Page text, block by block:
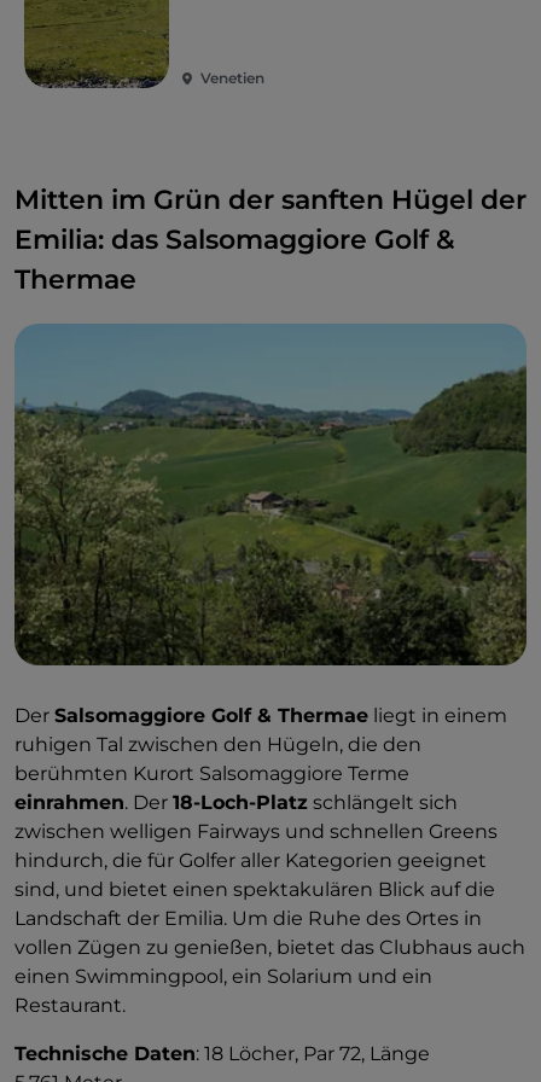
Venetien
Mitten im Grün der sanften Hügel der
Emilia: das Salsomaggiore Golf &
Thermae
Der Salsomaggiore Golf & Thermae liegt in einem
ruhigen Tal zwischen den Hügeln, die den
berühmten Kurort Salsomaggiore Terme
einrahmen. Der 18-Loch-Platz schlängelt sich
zwischen welligen Fairways und schnellen Greens
hindurch, die für Golfer aller Kategorien geeignet
sind, und bietet einen spektakulären Blick auf die
Landschaft der Emilia. Um die Ruhe des Ortes in
vollen Zügen zu genießen, bietet das Clubhaus auch
einen Swimmingpool, ein Solarium und ein
Restaurant.
Technische Daten: 18 Löcher, Par 72, Länge